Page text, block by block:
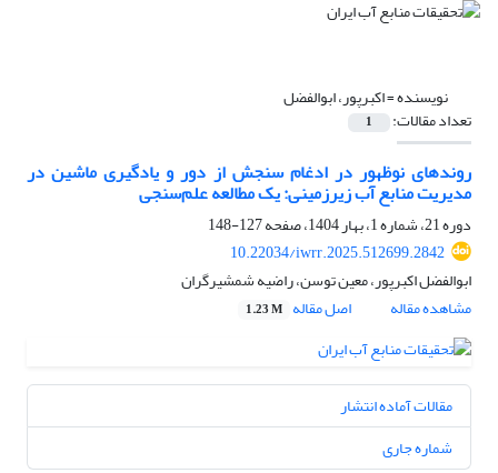
نویسنده =اکبرپور، ابوالفضل
تعداد مقالات: 1
روندهای نوظهور در ادغام سنجش از دور و یادگیری ماشین در
مدیریت منابع آب زیرزمینی: یک مطالعه علم‌سنجی
دوره 21، شماره 1، بهار 1404، صفحه
127-148
10.22034/iwrr.2025.512699.2842
ابوالفضل اکبرپور، معین توسن، راضیه شمشیرگران
مشاهده مقاله
اصل مقاله 1.23 M
مقالات آماده انتشار
شماره جاری